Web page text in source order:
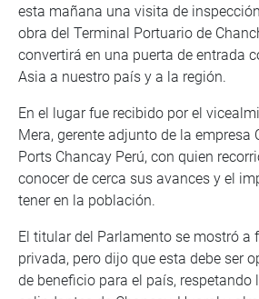
esta mañana una visita de
obra del Terminal Portuario de
convertirá en una puerta de entrada
Asia a nuestro país y a la región.
En el lugar fue recibido por el
Mera, gerente adjunto de la empresa
Ports Chancay Perú, con quien
conocer de cerca sus avances y el
tener en la población.
El titular del Parlamento se mostró a
privada, pero dijo que esta debe ser
de beneficio para el país, respetando